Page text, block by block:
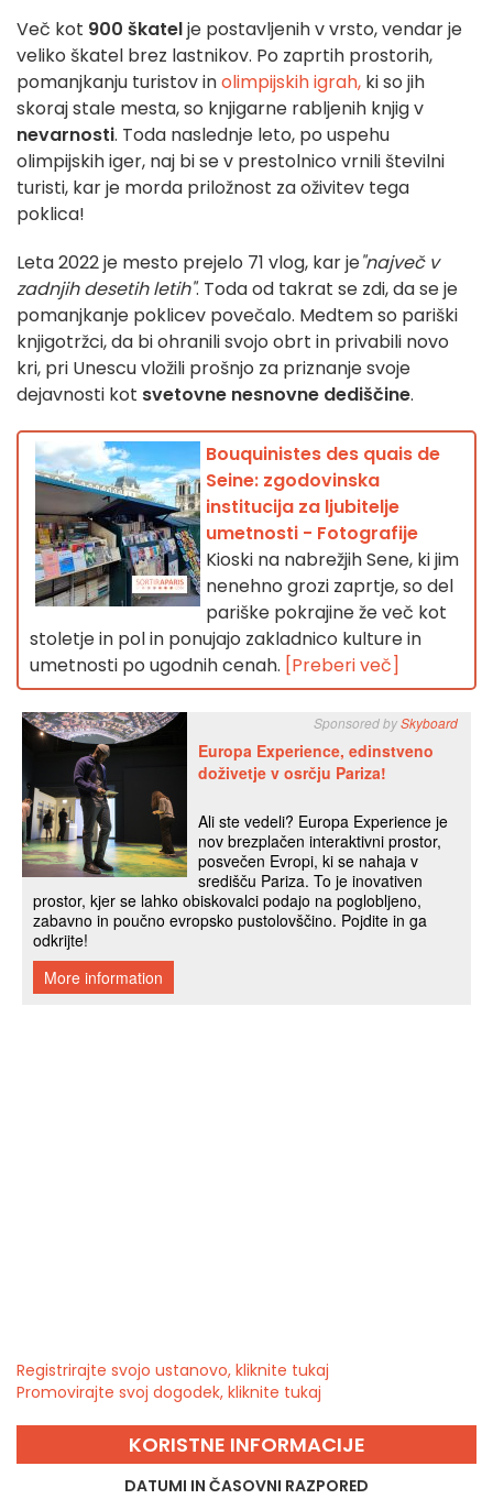
Več kot 900 škatelje postavljenih v vrsto, vendar je
veliko škatel brez lastnikov. Po zaprtih prostorih,
pomanjkanju turistov inolimpijskih igrah, ki so jih
skoraj stale mesta, so knjigarne rabljenih knjig v
nevarnosti. Toda naslednje leto, po uspehu
olimpijskih iger, naj bi se v prestolnico vrnili številni
turisti, kar je morda priložnost za oživitev tega
poklica!
Leta 2022 je mesto prejelo 71 vlog, kar je"največ v
zadnjih desetih letih". Toda od takrat se zdi, da se je
pomanjkanje poklicev povečalo. Medtem so pariški
knjigotržci, da bi ohranili svojo obrt in privabili novo
kri, pri Unescu vložili prošnjo za priznanje svoje
dejavnosti kot svetovne nesnovne dediščine.
Bouquinistes des quais de
Seine: zgodovinska
institucija za ljubitelje
umetnosti - Fotografije
Kioski na nabrežjih Sene, ki jim
nenehno grozi zaprtje, so del
pariške pokrajine že več kot
stoletje in pol in ponujajo zakladnico kulture in
umetnosti po ugodnih cenah. [Preberi več]
Registrirajte svojo ustanovo, kliknite tukaj
Promovirajte svoj dogodek, kliknite tukaj
KORISTNE INFORMACIJE
DATUMI IN ČASOVNI RAZPORED